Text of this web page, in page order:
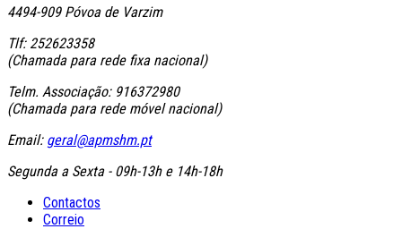
4494-909 Póvoa de Varzim
Tlf: 252623358
(Chamada para rede fixa nacional)
Telm. Associação: 916372980
(Chamada para rede móvel nacional)
Email: geral@apmshm.pt
Segunda a Sexta - 09h-13h e 14h-18h
Contactos
Correio